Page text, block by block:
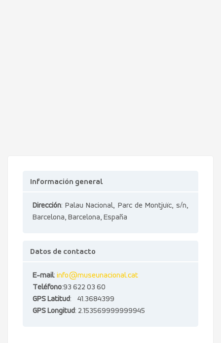
Información general
Dirección: Palau Nacional, Parc de Montjuïc, s/n,
Barcelona, Barcelona, España
Datos de contacto
E-mail: info@museunacional.cat
Teléfono:93 622 03 60
GPS Latitud: 41.3684399
GPS Longitud: 2.153569999999945